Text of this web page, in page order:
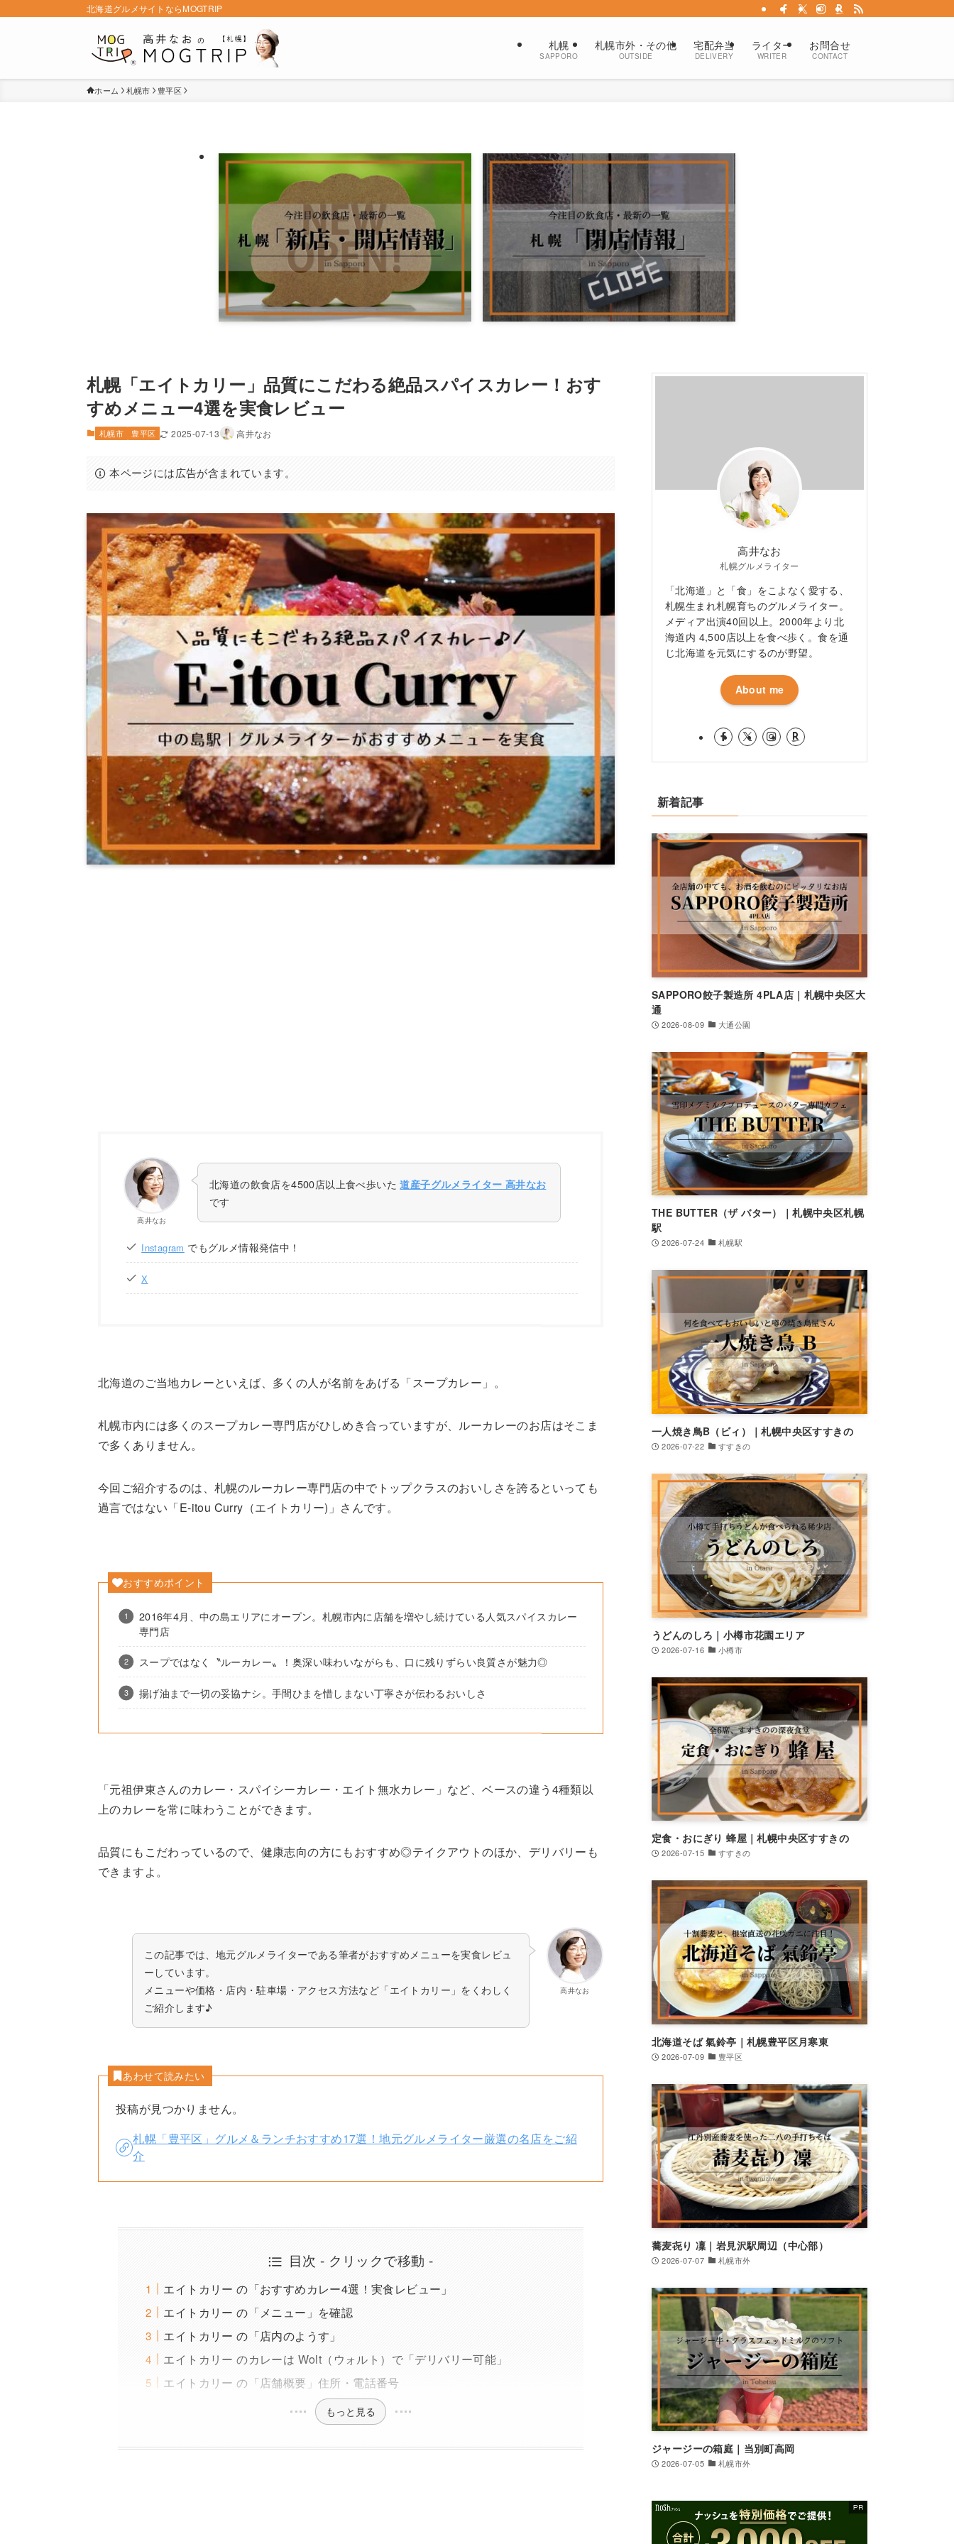
北海道グルメサイトならMOGTRIP
札幌
SAPPORO
札幌市外・その他
OUTSIDE
宅配弁当
DELIVERY
ライター
WRITER
お問合せ
CONTACT
ホーム 札幌市 豊平区
札幌「エイトカリー」品質にこだわる絶品スパイスカレー！おす
すめメニュー4選を実食レビュー
札幌市 豊平区 2025-07-13 高井なお
本ページには広告が含まれています。
高井なお
北海道の飲食店を4500店以上食べ歩いた道産子グルメライター 高井なお
です
Instagram でもグルメ情報発信中！
X
北海道のご当地カレーといえば、多くの人が名前をあげる「スープカレー」。
札幌市内には多くのスープカレー専門店がひしめき合っていますが、ルーカレーのお店はそこま
で多くありません。
今回ご紹介するのは、札幌のルーカレー専門店の中でトップクラスのおいしさを誇るといっても
過言ではない「E-itou Curry（エイトカリー)」さんです。
おすすめポイント
2016年4月、中の島エリアにオープン。札幌市内に店舗を増やし続けている人気スパイスカレー
専門店
スープではなく〝ルーカレー〟！奥深い味わいながらも、口に残りずらい良質さが魅力◎
揚げ油まで一切の妥協ナシ。手間ひまを惜しまない丁寧さが伝わるおいしさ
「元祖伊東さんのカレー・スパイシーカレー・エイト無水カレー」など、ベースの違う4種類以
上のカレーを常に味わうことができます。
品質にもこだわっているので、健康志向の方にもおすすめ◎テイクアウトのほか、デリバリーも
できますよ。
高井なお
この記事では、地元グルメライターである筆者がおすすめメニューを実食レビュ
ーしています。
メニューや価格・店内・駐車場・アクセス方法など「エイトカリー」をくわしく
ご紹介します♪
あわせて読みたい
投稿が見つかりません。
札幌「豊平区」グルメ＆ランチおすすめ17選！地元グルメライター厳選の名店をご紹
介
目次 - クリックで移動 -
エイトカリー の「おすすめカレー4選！実食レビュー」
エイトカリー の「メニュー」を確認
エイトカリー の「店内のようす」
エイトカリー のカレーは Wolt（ウォルト）で「デリバリー可能」
エイトカリー の「店舗概要」住所・電話番号
もっと見る
高井なお
札幌グルメライター
「北海道」と「食」をこよなく愛する、
札幌生まれ札幌育ちのグルメライター。
メディア出演40回以上。2000年より北
海道内 4,500店以上を食べ歩く。食を通
じ北海道を元気にするのが野望。
About me
新着記事
SAPPORO餃子製造所 4PLA店｜札幌中央区大
通
2026-08-09 大通公園
THE BUTTER（ザ バター）｜札幌中央区札幌
駅
2026-07-24 札幌駅
一人焼き鳥B（ビィ）｜札幌中央区すすきの
2026-07-22 すすきの
うどんのしろ｜小樽市花園エリア
2026-07-16 小樽市
定食・おにぎり 蜂屋｜札幌中央区すすきの
2026-07-15 すすきの
北海道そば 氣鈴亭｜札幌豊平区月寒東
2026-07-09 豊平区
蕎麦㐂り 凜｜岩見沢駅周辺（中心部）
2026-07-07 札幌市外
ジャージーの箱庭｜当別町高岡
2026-07-05 札幌市外